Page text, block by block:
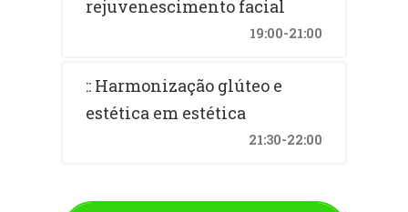
rejuvenescimento facial
19:00-21:00
:: Harmonização glúteo e
estética em estética
21:30-22:00